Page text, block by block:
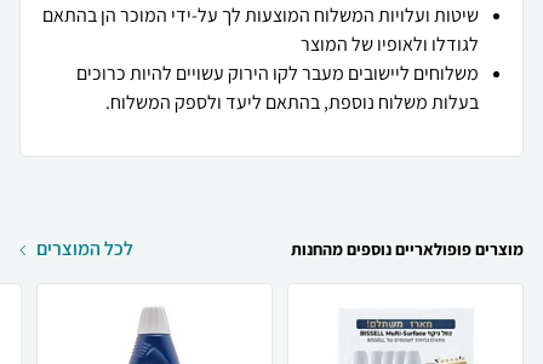
שיטות ועלויות המשלוח המוצעות לך על-ידי המוכר הן בהתאם
לגודלו ולאופיו של המוצר
משלוחים ליישובים מעבר לקו הירוק עשויים להיות כרוכים
בעלות משלוח נוספת, בהתאם ליעד ולספק המשלוח.
מוצרים פופולאריים נוספים מהחנות לכל המוצרים